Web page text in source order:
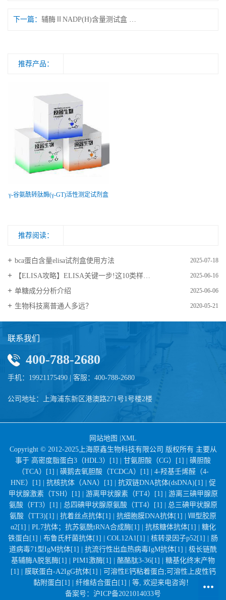
下一篇：
推荐产品：
γ-谷氨酰转肽酶(γ-GT)活性测定试剂盒
推荐阅读：
bca蛋白含量elisa试剂盒使用方法 2025-07-18
【ELISA攻略】ELISA关键一步!这10类样品要如何处理? 2025-06-16
​单糖成分分析介绍 2025-06-06
生物科技离普通人多远？ 2020-05-21
联系我们
400-788-2680
手机：19921175490 | 客服：400-788-2680
公司地址：上海浦东新区港澳路271号1号楼2楼
网站地图 |XML
Copyright © 2012-2025上海原鑫生物科技有限公司 版权所有 主要从
事于 高密度脂蛋白3（HDL3）[1] | 甘氨胆酸（CG）[1] | 磺胆酸
（TCA）[1] | 磺鹅去氧胆酸（TCDCA）[1] | 4-羟基壬烯醛（4-
HNE）[1] | 抗核抗体（ANA）[1] | 抗双链DNA抗体(dsDNA)[1] | 促
甲状腺激素（TSH）[1] | 游离甲状腺素（FT4）[1] | 游离三碘甲腺原
氨酸（FT3）[1] | 总四碘甲状腺原氨酸（TT4）[1] | 总三碘甲状腺原
氨酸（TT3)[1] | 抗着丝点抗体[1] | 抗细胞膜DNA抗体[1] | Ⅷ型胶原
α2[1] | PL7抗体；抗苏氨酰tRNA合成酶[1] | 抗核糖体抗体[1] | 糖化
铁蛋白[1] | 布鲁氏杆菌抗体[1] | COL12A1[1] | 核转录因子p52[1] | 肠
道病毒71型IgM抗体[1] | 抗流行性出血热病毒IgM抗体[1] | 极长链酰
基辅酶A脱氢酶[1] | PIM1激酶[1] | 酪酪肽3-36[1] | 糖基化终末产物
[1] | 膜联蛋白-A2IgG抗体[1] | 可溶性E钙粘着蛋白;可溶性上皮性钙
黏附蛋白[1] | 纤维结合蛋白[1] | 等, 欢迎来电咨询！
备案号： 沪ICP备2021014033号